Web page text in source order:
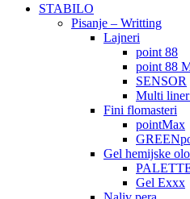
STABILO
Pisanje – Writting
Lajneri
point 88
point 88
SENSOR
Multi
Fini flomasteri
pointMax
Gel hemijske
Gel Exxx